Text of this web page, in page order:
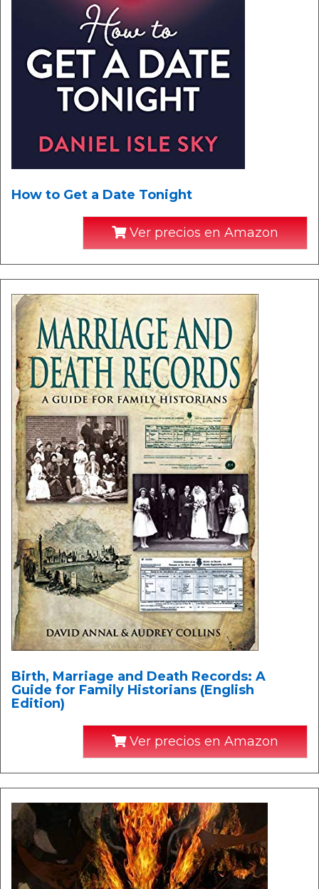
How to Get a Date Tonight
Ver precios en Amazon
Birth, Marriage and Death Records: A
Guide for Family Historians (English
Edition)
Ver precios en Amazon